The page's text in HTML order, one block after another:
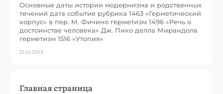
Основные даты истории модернизма и родственных
течений дата событие рубрика 1463 «Герметический
корпус» в пер. М. Фичино герметизм 1496 «Речь о
достоинстве человека» Дж. Пико делла Мирандола
герметизм 1516 «Утопия»
21.01.2013
Главная страница